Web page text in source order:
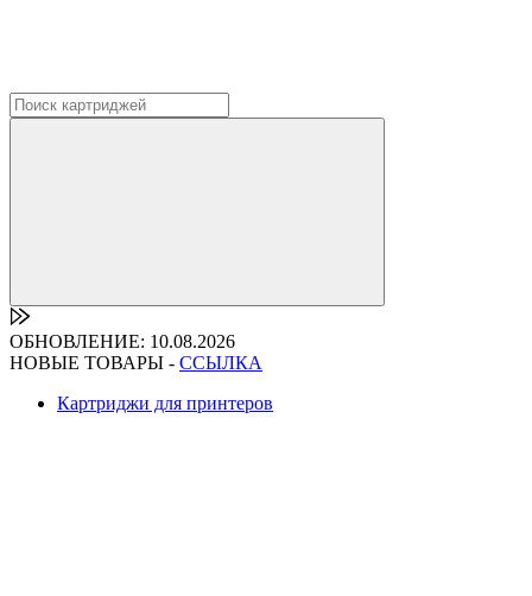
ОБНОВЛЕНИЕ: 10.08.2026
НОВЫЕ ТОВАРЫ - ССЫЛКА
Картриджи для принтеров